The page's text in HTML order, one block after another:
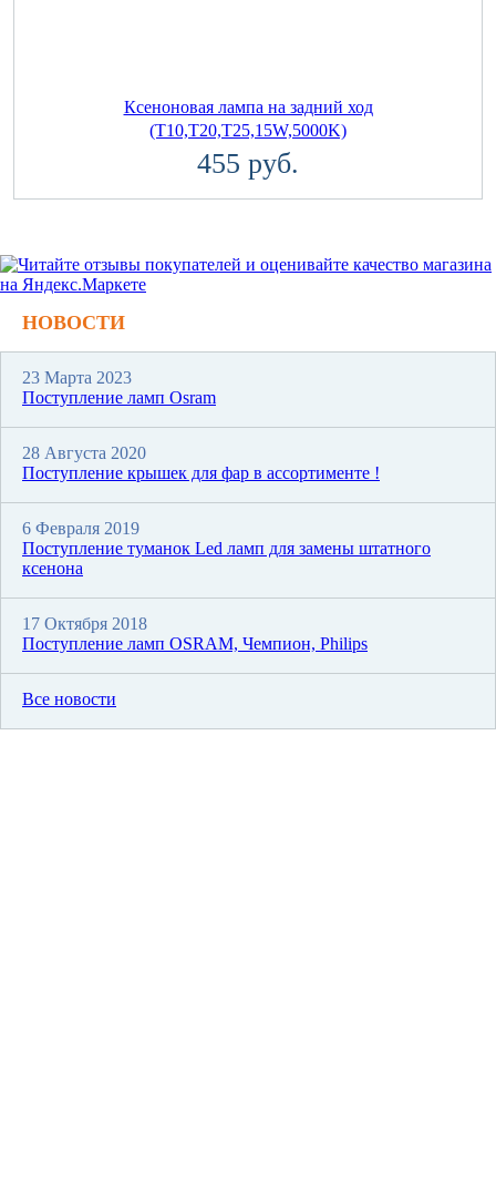
Ксеноновая лампа на задний ход
(T10,T20,T25,15W,5000K)
455 руб.
НОВОСТИ
23 Марта 2023
Поступление ламп Osram
28 Августа 2020
Поступление крышек для фар в ассортименте !
6 Февраля 2019
Поступление туманок Led ламп для замены штатного
ксенона
17 Октября 2018
Поступление ламп OSRAM, Чемпион, Philips
Все новости